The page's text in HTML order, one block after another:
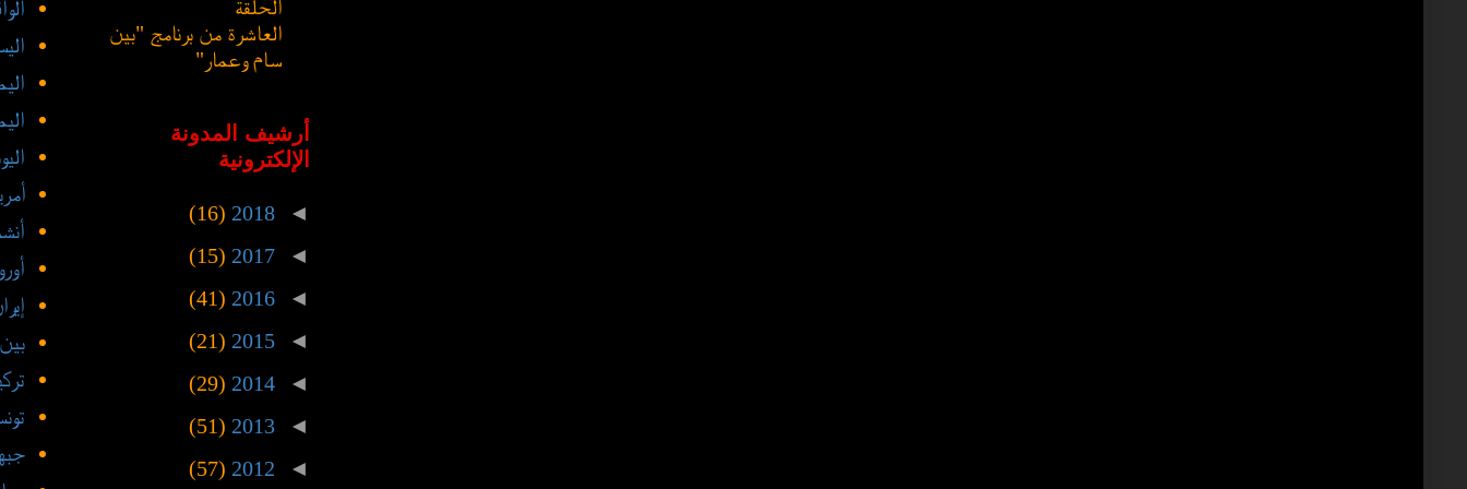
الحلقة
العاشرة من برنامج "بين
سام وعمار"
أرشيف المدونة
الإلكترونية
◄
2018
(16)
◄
2017
(15)
◄
2016
(41)
◄
2015
(21)
◄
2014
(29)
◄
2013
(51)
◄
2012
(57)